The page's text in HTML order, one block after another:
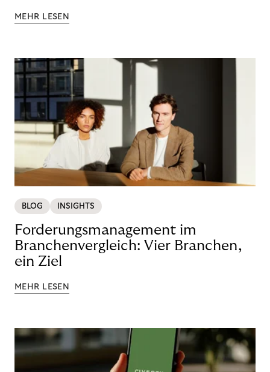
MEHR LESEN
BLOG INSIGHTS
Forderungsmanagement im
Branchenvergleich: Vier Branchen,
ein Ziel
MEHR LESEN